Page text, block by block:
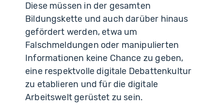
Diese müssen in der gesamten
Bildungskette und auch darüber hinaus
gefördert werden, etwa um
Falschmeldungen oder manipulierten
Informationen keine Chance zu geben,
eine respektvolle digitale Debattenkultur
zu etablieren und für die digitale
Arbeitswelt gerüstet zu sein.